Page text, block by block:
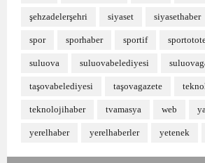
şehzadelerşehri siyaset siyasethaber
spor sporhaber sportif
suluova suluovabelediyesi
taşovabelediyesi taşovagazete
teknolojihaber tvamasya web
yerelhaber yerelhaberler yetenek